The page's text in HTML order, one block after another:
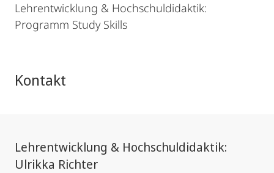
Lehrentwicklung & Hochschuldidaktik:
Programm Study Skills
Kontakt
Lehrentwicklung & Hochschuldidaktik:
Ulrikka Richter